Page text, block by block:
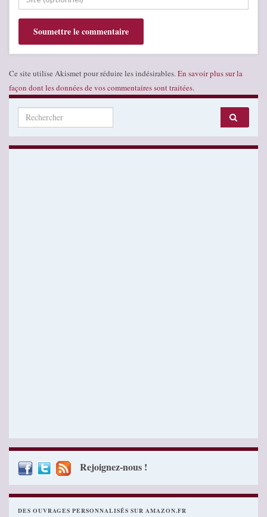
Ce site utilise Akismet pour réduire les indésirables. En savoir plus sur la
façon dont les données de vos commentaires sont traitées.
Search for:
Rejoignez-nous !
DES OUVRAGES PERSONNALISÉS SUR AMAZON.FR